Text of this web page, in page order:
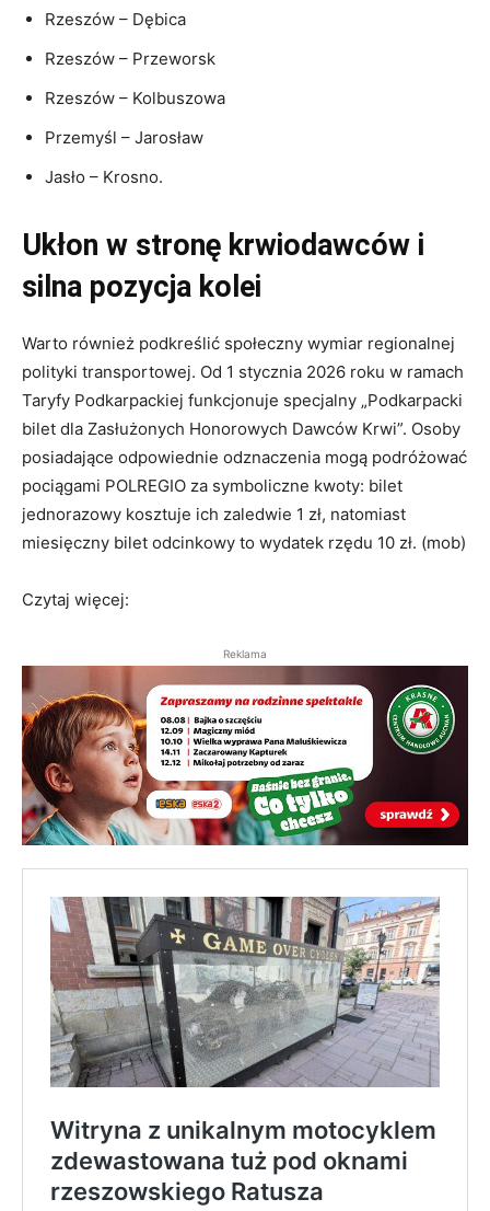
Rzeszów – Dębica
Rzeszów – Przeworsk
Rzeszów – Kolbuszowa
Przemyśl – Jarosław
Jasło – Krosno.
Ukłon w stronę krwiodawców i
silna pozycja kolei
Warto również podkreślić społeczny wymiar regionalnej
polityki transportowej. Od 1 stycznia 2026 roku w ramach
Taryfy Podkarpackiej funkcjonuje specjalny „Podkarpacki
bilet dla Zasłużonych Honorowych Dawców Krwi”. Osoby
posiadające odpowiednie odznaczenia mogą podróżować
pociągami POLREGIO za symboliczne kwoty: bilet
jednorazowy kosztuje ich zaledwie 1 zł, natomiast
miesięczny bilet odcinkowy to wydatek rzędu 10 zł. (mob)
Czytaj więcej:
Reklama